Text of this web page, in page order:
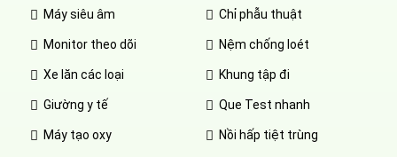
Máy siêu âm
Monitor theo dõi
Xe lăn các loại
Giường y tế
Máy tạo oxy
Chỉ phẫu thuật
Nệm chống loét
Khung tập đi
Que Test nhanh
Nồi hấp tiệt trùng